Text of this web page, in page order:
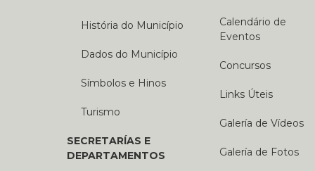
História do Município
Dados do Município
Símbolos e Hinos
Turismo
SECRETARÍAS E
DEPARTAMENTOS
Calendário de
Eventos
Concursos
Links Úteis
Galería de Vídeos
Galería de Fotos